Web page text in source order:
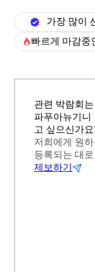
가장 많이
빠르게 마감중
관련 박람회
파푸아뉴기니
고 싶으신가요
저희에게 원
등록되는 대
제보하기